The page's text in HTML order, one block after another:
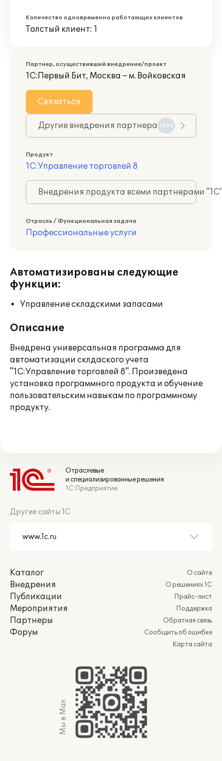
Количество одновременно работающих клиентов
Толстый клиент: 1
Партнер, осуществивший внедрение/проект
1С:Первый Бит, Москва – м. Войковская
Связаться
Другие внедрения партнера 1266
Продукт
1С:Управление торговлей 8
Внедрения продукта всеми партнерами
Отрасль / Функциональная задача
Профессиональные услуги
Автоматизированы следующие
функции:
Управление складскими запасами
Описание
Внедрена универсальная программа для
автоматизации склдаского учета
"1С:Управление торговлей 8". Произведена
установка программного продукта и обучение
пользовательским навыкам по программному
продукту.
Отраслевые
и специализированные решения
1С:Предприятие
Другие сайты 1С
Каталог
Внедрения
Публикации
Мероприятия
Партнеры
Форум
О сайте
О решениях 1С
Прайс-лист
Поддержка
Обратная связь
Сообщить об ошибке
Карта сайта
Мы в Max